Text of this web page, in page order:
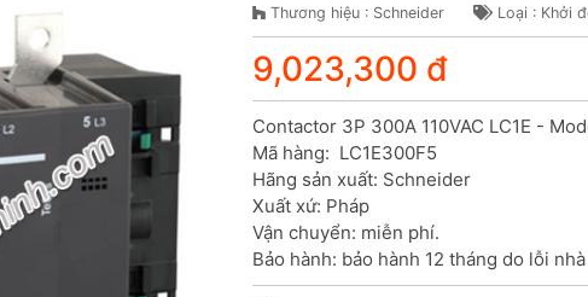
Thương hiệu : Schneider Loại : Khởi
9,023,300 đ
Contactor 3P 300A 110VAC LC1E -
Mã hàng:  LC1E300F5
Hãng sản xuất: Schneider
Xuất xứ: Pháp
Vận chuyển: miễn phí.
Bảo hành: bảo hành 12 tháng do lỗi